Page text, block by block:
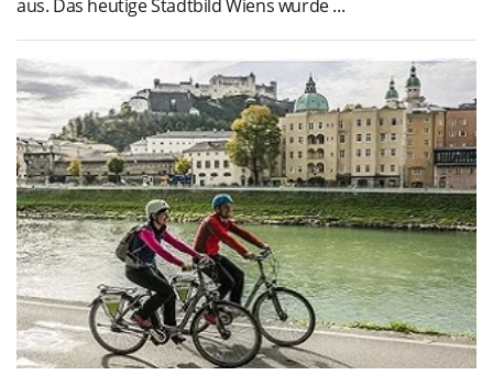
aus. Das heutige Stadtbild Wiens wurde ...